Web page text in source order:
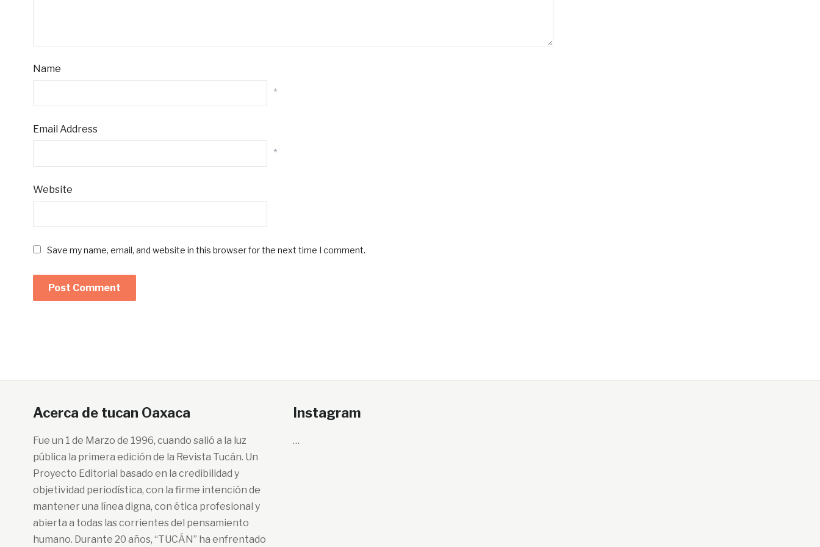
Name
*
Email Address
*
Website
Save my name, email, and website in this browser for the next time I comment.
Acerca de tucan Oaxaca
Fue un 1 de Marzo de 1996, cuando salió a la luz
pública la primera edición de la Revista Tucán. Un
Proyecto Editorial basado en la credibilidad y
objetividad periodística, con la firme intención de
mantener una línea digna, con ética profesional y
abierta a todas las corrientes del pensamiento
humano. Durante 20 años, “TUCÁN” ha enfrentado
Instagram
…